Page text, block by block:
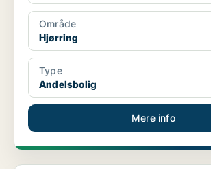
Område
Hjørring
Type
Andelsbolig
Mere info